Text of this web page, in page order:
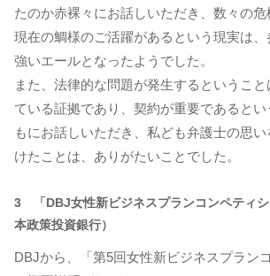
たのか赤裸々にお話しいただき、数々の危
現在の鯛様のご活躍があるという現実は
強いエールとなったようでした。
また、法律的な問題が発生するというこ
ている証拠であり、契約が重要であるとい
もにお話しいただき、私ども弁護士の思
けたことは、ありがたいことでした。
3 「DBJ女性新ビジネスプランコンペティシ
本政策投資銀行）
DBJから、「第5回女性新ビジネスプラン